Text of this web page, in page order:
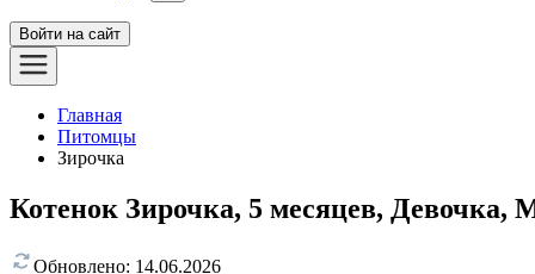
Войти на сайт
Главная
Питомцы
Зирочка
Котенок Зирочка, 5 месяцев, Девочка,
Обновлено: 14.06.2026